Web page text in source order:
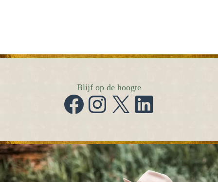
Blijf op de hoogte
Facebook
Instagram
X LinkedIn